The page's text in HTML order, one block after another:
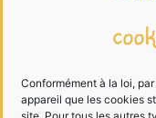
Conformément à la loi,
appareil que les cookies
Mentions légales
Traitement des
Cookies